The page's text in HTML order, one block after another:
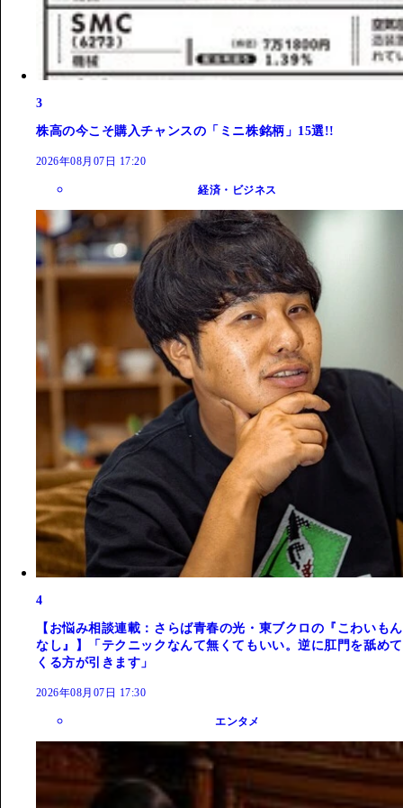
3
株高の今こそ購入チャンスの「ミニ株銘柄」15選!!
2026年08月07日 17:20
経済・ビジネス
4
【お悩み相談連載：さらば青春の光・東ブクロの『こわいもん
なし』】「テクニックなんて無くてもいい。逆に肛門を舐めて
くる方が引きます」
2026年08月07日 17:30
エンタメ